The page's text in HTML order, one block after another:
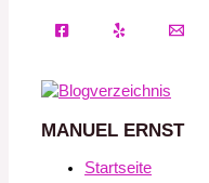
MANUEL ERNST
Startseite